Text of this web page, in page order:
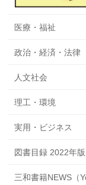
医療・福祉
政治・経済・法律
人文社会
理工・環境
実用・ビジネス
図書目録 2022年版
三和書籍NEWS（